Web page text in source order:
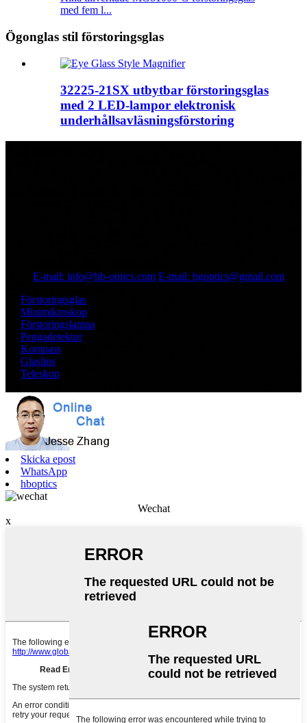
med fem l...
Ögonglas stil förstoringsglas
32225-21SX utbytbar förstoringsglas
med 2 LED-lampor elektronisk
underhållsavläsningsförstoring
E-mail: info@hb-optics.com E-mail: hgoptics@gmail.com
Förstoringsglas
Minimikroskop
Förstoringslampa
Pengadetektor
Kompass
Glaslins
Teleskop
Skicka epost
WhatsApp
hboptics
Wechat
x